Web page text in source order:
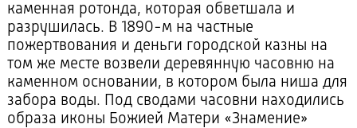
каменная ротонда, которая обветшала и
разрушилась. В 1890-м на частные
пожертвования и деньги городской казны на
том же месте возвели деревянную часовню на
каменном основании, в котором была ниша для
забора воды. Под сводами часовни находились
образа иконы Божией Матери «Знамение»